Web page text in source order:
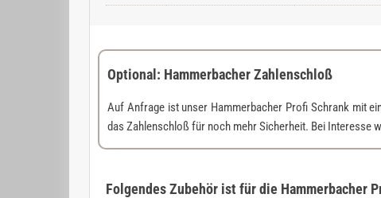
Optional: Hammerbacher Zahlenschloß
Auf Anfrage ist unser Hammerbacher Profi Schrank mit
das Zahlenschloß für noch mehr Sicherheit. Bei Interesse
Folgendes Zubehör ist für die Hammerbacher